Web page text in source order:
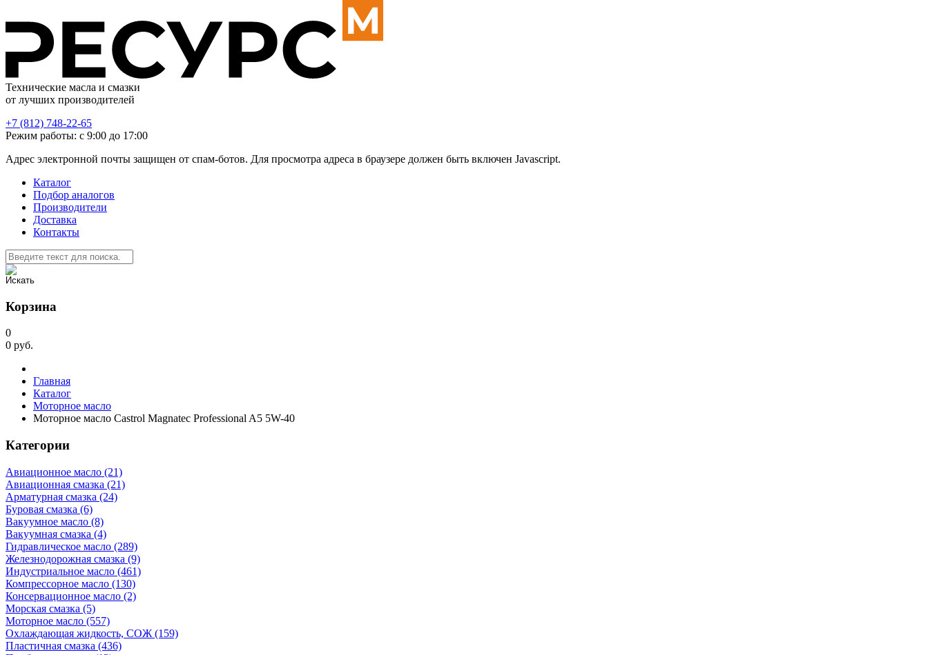
Технические масла и смазки
от лучших производителей
+7 (812) 748-22-65
Режим работы: с 9:00 до 17:00
Адрес электронной почты защищен от спам-ботов. Для просмотра адреса в браузере должен быть включен Javascript.
Каталог
Подбор аналогов
Производители
Доставка
Контакты
Корзина
0
0 руб.
Главная
Каталог
Моторное масло
Моторное масло Castrol Magnatec Professional A5 5W-40
Категории
Авиационное масло (21)
Авиационная смазка (21)
Арматурная смазка (24)
Буровая смазка (6)
Вакуумное масло (8)
Вакуумная смазка (4)
Гидравлическое масло (289)
Железнодорожная смазка (9)
Индустриальное масло (461)
Компрессорное масло (130)
Консервационное масло (2)
Морская смазка (5)
Моторное масло (557)
Охлаждающая жидкость, СОЖ (159)
Пластичная смазка (436)